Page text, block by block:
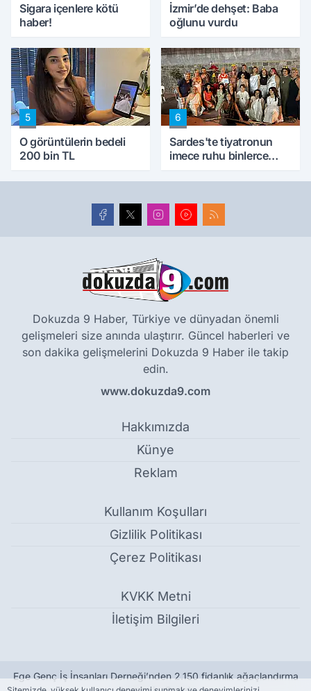
Sigara içenlere kötü
haber!
İzmir’de dehşet: Baba
oğlunu vurdu
5
O görüntülerin bedeli
200 bin TL
6
Sardes'te tiyatronun
imece ruhu binlerce
Dokuzda 9 Haber, Türkiye ve dünyadan önemli
gelişmeleri size anında ulaştırır. Güncel haberleri ve
son dakika gelişmelerini Dokuzda 9 Haber ile takip
edin.
www.dokuzda9.com
Hakkımızda
Künye
Reklam
Kullanım Koşulları
Gizlilik Politikası
Çerez Politikası
KVKK Metni
İletişim Bilgileri
Ege Genç İş İnsanları Derneği’nden 2.150 fidanlık ağaçlandırma